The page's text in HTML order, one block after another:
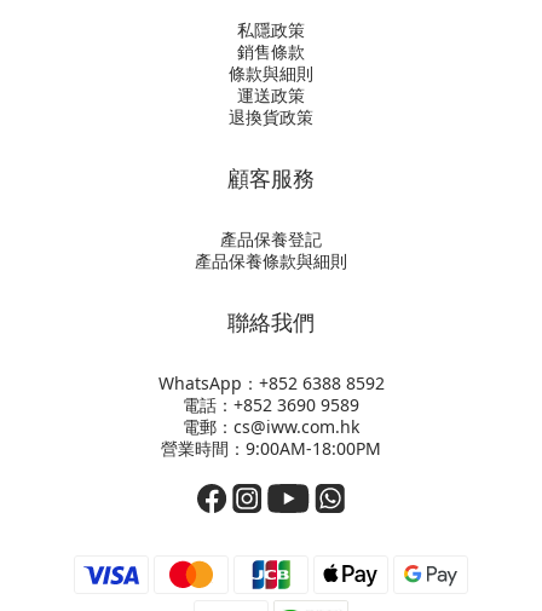
私隱政策
銷售條款
條款與細則
運送政策
退換貨政策
顧客服務
產品保養登記
產品保養條款與細則
聯絡我們
WhatsApp：+852 6388 8592
電話：+852 3690 9589
電郵：cs@iww.com.hk
營業時間：9:00AM-18:00PM